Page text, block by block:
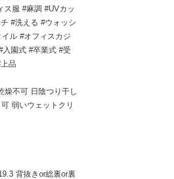
ス服 #麻調 #UVカッ
#洗える #ウォッシ
ル #オフィスカジ
入園式 #卒業式 #受
品
燥不可 日陰つり干し
弱いウェットクリ
背抜きor総裏or裏